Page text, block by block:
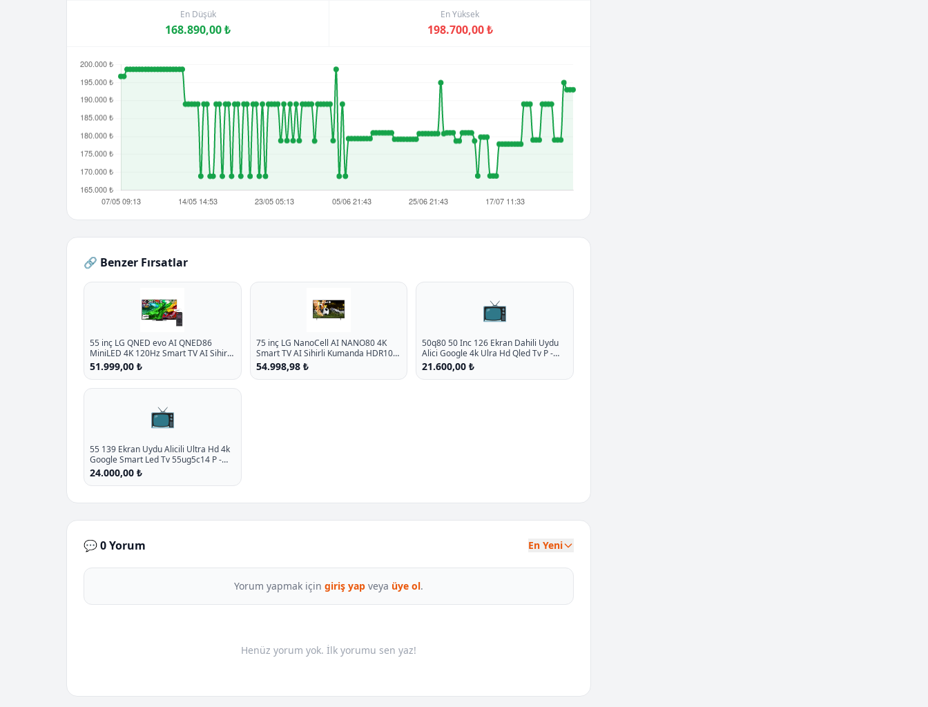
En Düşük
168.890,00 ₺
En Yüksek
198.700,00 ₺
🔗 Benzer Fırsatlar
55 inç LG QNED evo AI QNED86
MiniLED 4K 120Hz Smart TV AI Sihirli
Kumanda webOS25 2025
51.999,00 ₺
75 inç LG NanoCell AI NANO80 4K
Smart TV AI Sihirli Kumanda HDR10
webOS25 2025
54.998,98 ₺
📺
50q80 50 Inc 126 Ekran Dahili Uydu
Alici Google 4k Ulra Hd Qled Tv P -
%10 İndirim
21.600,00 ₺
📺
55 139 Ekran Uydu Alicili Ultra Hd 4k
Google Smart Led Tv 55ug5c14 P -
%14.6 İndirim
24.000,00 ₺
💬 0 Yorum En Yeni
Yorum yapmak için giriş yap veya üye ol.
Henüz yorum yok. İlk yorumu sen yaz!